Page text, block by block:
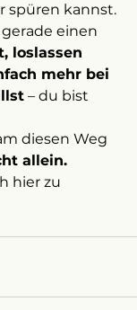
spüren kannst.
einen
loslassen
mehr bei
– du bist
diesen Weg
allein.
hier zu